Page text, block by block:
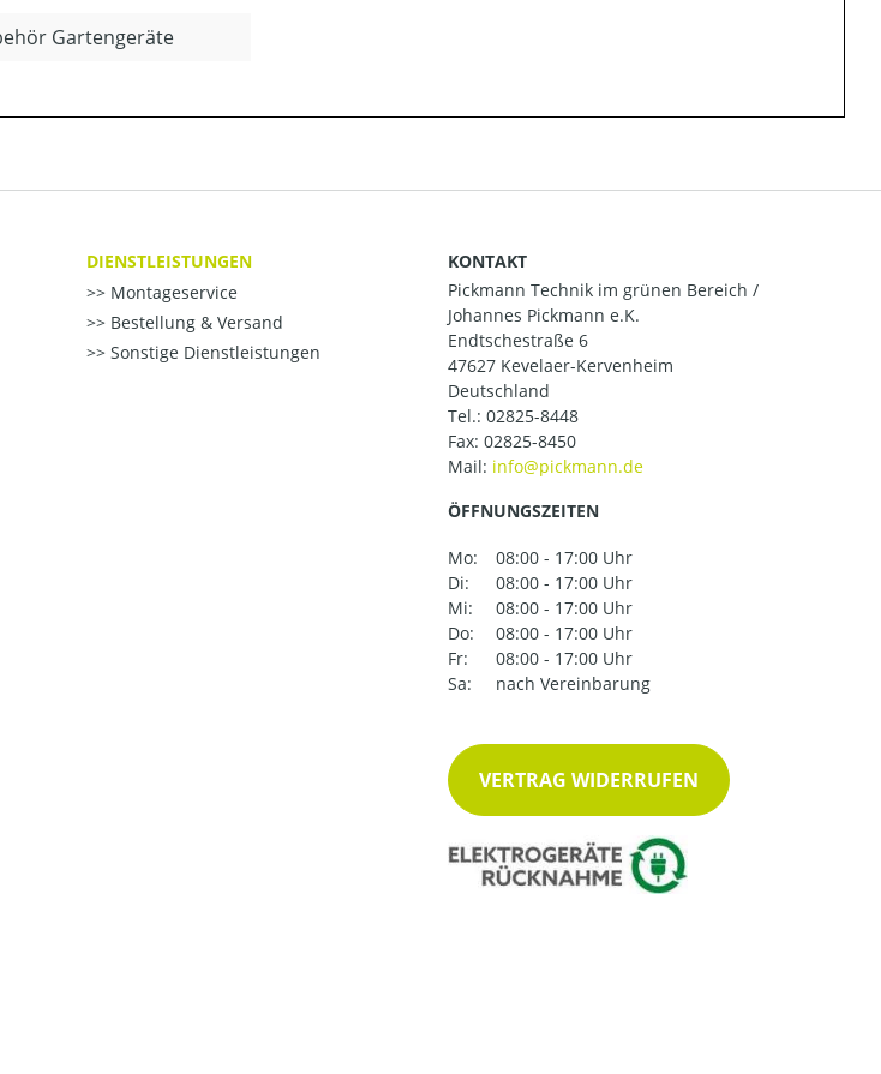
Gartengeräte
DIENSTLEISTUNGEN
Montageservice
Bestellung & Versand
Sonstige Dienstleistungen
KONTAKT
Pickmann Technik im grünen Bereich /
Johannes Pickmann e.K.
Endtschestraße 6
47627 Kevelaer-Kervenheim
Deutschland
Tel.: 02825-8448
Fax: 02825-8450
Mail:
ÖFFNUNGSZEITEN
Mo:
08:00 - 17:00 Uhr
Di:
08:00 - 17:00 Uhr
Mi:
08:00 - 17:00 Uhr
Do:
08:00 - 17:00 Uhr
Fr:
08:00 - 17:00 Uhr
Sa:
nach Vereinbarung
VERTRAG WIDERRUFEN